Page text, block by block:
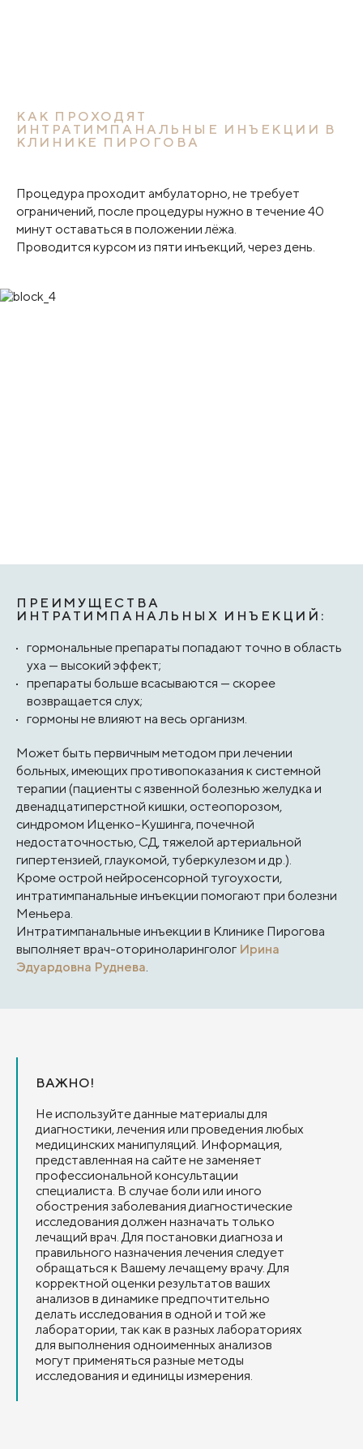
КАК ПРОХОДЯТ
ИНТРАТИМПАНАЛЬНЫЕ ИНЪЕКЦИИ В
КЛИНИКЕ ПИРОГОВА
Процедура проходит амбулаторно, не требует
ограничений, после процедуры нужно в течение 40
минут оставаться в положении лёжа.
Проводится курсом из пяти инъекций, через день.
ПРЕИМУЩЕСТВА
ИНТРАТИМПАНАЛЬНЫХ ИНЪЕКЦИЙ:
гормональные препараты попадают точно в область
уха — высокий эффект;
препараты больше всасываются — скорее
возвращается слух;
гормоны не влияют на весь организм.
Может быть первичным методом при лечении
больных, имеющих противопоказания к системной
терапии (пациенты с язвенной болезнью желудка и
двенадцатиперстной кишки, остеопорозом,
синдромом Иценко–Кушинга, почечной
недостаточностью, СД, тяжелой артериальной
гипертензией, глаукомой, туберкулезом и др.).
Кроме острой нейросенсорной тугоухости,
интратимпанальные инъекции помогают при болезни
Меньера.
Интратимпанальные инъекции в Клинике Пирогова
выполняет врач-оториноларинголог Ирина
Эдуардовна Руднева.
ВАЖНО!
Не используйте данные материалы для
диагностики, лечения или проведения любых
медицинских манипуляций. Информация,
представленная на сайте не заменяет
профессиональной консультации
специалиста. В случае боли или иного
обострения заболевания диагностические
исследования должен назначать только
лечащий врач. Для постановки диагноза и
правильного назначения лечения следует
обращаться к Вашему лечащему врачу. Для
корректной оценки результатов ваших
анализов в динамике предпочтительно
делать исследования в одной и той же
лаборатории, так как в разных лабораториях
для выполнения одноименных анализов
могут применяться разные методы
исследования и единицы измерения.